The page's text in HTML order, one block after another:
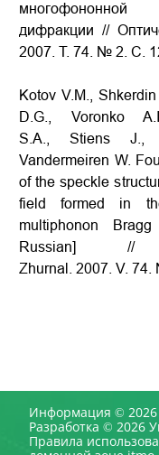
многофононной
дифракции //
2007. Т. 74. № 2. С.
Kotov V.M.,
D.G., Voronko
S.A., Stiens J.,
Vandermeiren W.
of the speckle
field formed in
multiphonon
Russian] //
Zhurnal. 2007. V. 74.
Информация ©
Разработка © 2026
Правила